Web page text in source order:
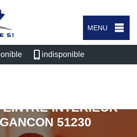
MENU
indisponible
INTÉRIEUR
51230